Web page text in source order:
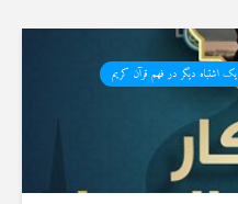
یک اشتباه دیگر در فهم قرآن کریم